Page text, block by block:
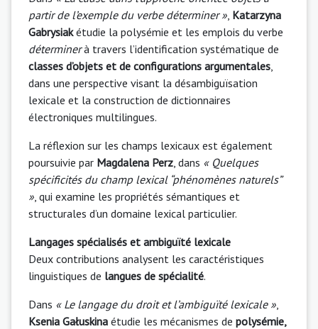
partir de l’exemple du verbe déterminer » Katarzyna
Gabrysiakétudie la polysémie et les emplois du verbe
déterminerà travers l’identification systématique de
classes d’objets et de configurations argumentales
dans une perspective visant la désambiguïsation
lexicale et la construction de dictionnaires
électroniques multilingues.
La réflexion sur les champs lexicaux est également
poursuivie par Magdalena Perz , dans « Quelques
spécificités du champ lexical “phénomènes naturels”
» , qui examine les propriétés sémantiques et
structurales d’un domaine lexical particulier.
Langages spécialisés et ambiguïté lexicale
Deux contributions analysent les caractéristiques
linguistiques de langues de spécialité.
Dans « Le langage du droit et l’ambiguïté lexicale »
Ksenia Gałuskina étudie les mécanismes de polysémie,